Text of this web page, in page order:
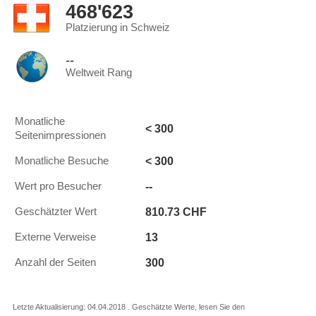
468'623
Platzierung in Schweiz
--
Weltweit Rang
Monatliche
Seitenimpressionen
< 300
Monatliche Besuche < 300
Wert pro Besucher --
Geschätzter Wert 810.73 CHF
Externe Verweise 13
Anzahl der Seiten 300
Letzte Aktualisierung: 04.04.2018 . Geschätzte Werte, lesen Sie den